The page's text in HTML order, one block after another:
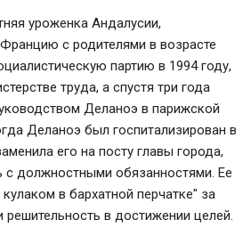
уроженка Андалусии,
с родителями в возрасте
партию в 1994 году,
труда, а спустя три года
Деланоэ в парижской
Деланоэ был госпитализирован в
его на посту главы города,
с должностными обязанностями. Ее
в бархатной перчатке" за
в достижении целей.